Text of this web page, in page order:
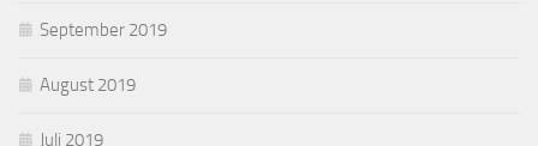
September 2019
August 2019
Juli 2019